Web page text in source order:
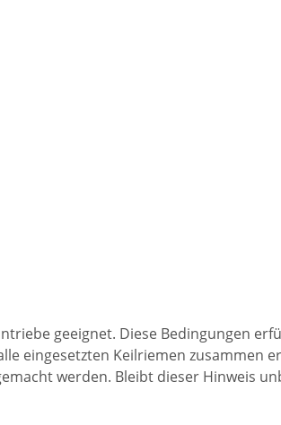
geeignet. Diese Bedingungen
eingesetzten Keilriemen zusammen
werden. Bleibt dieser Hinweis